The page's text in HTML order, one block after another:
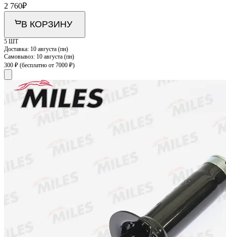
2 760₽
В КОРЗИНУ
5 ШТ
Доставка: 10 августа (пн)
Самовывоз: 10 августа (пн)
300 ₽ (бесплатно от 7000 ₽)